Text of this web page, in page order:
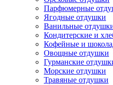
Парфюмерные
Ягодные отдушки
Ванильные
Кондитерские и
Кофейные и
Овощные отдушки
Гурманские
Морские отдушки
Травяные отдушки